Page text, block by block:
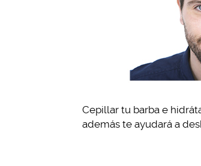
Cepillar tu barba e
además te ayudará a